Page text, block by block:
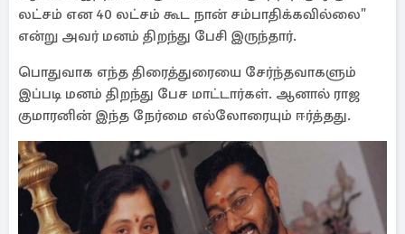
லட்சம் என 40 லட்சம் கூட நான் சம்பாதிக்கவில்லை"
என்று அவர் மனம் திறந்து பேசி இருந்தார்.
பொதுவாக எந்த திரைத்துரையை சேர்ந்தவாகளும்
இப்படி மனம் திறந்து பேச மாட்டார்கள். ஆனால் ராஜ
குமாரனின் இந்த நேர்மை எல்லோரையும் ஈர்த்தது.